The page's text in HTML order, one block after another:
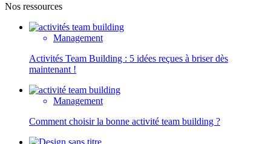
Nos ressources
Management
Activités Team Building : 5 idées reçues à briser dès
maintenant !
Management
Comment choisir la bonne activité team building ?